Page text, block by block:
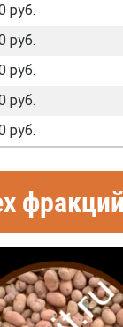
руб.
руб.
руб.
руб.
руб.